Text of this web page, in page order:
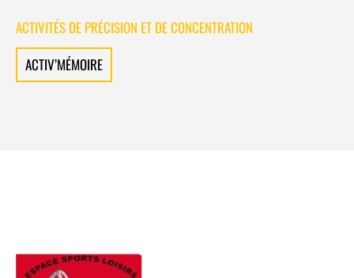
ACTIVITÉS DE PRÉCISION ET DE CONCENTRATION
ACTIV’MÉMOIRE